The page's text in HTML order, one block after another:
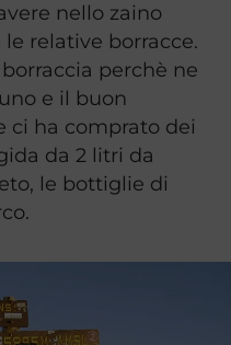
nello zaino
relative borracce.
perchè ne
e il buon
ci ha comprato dei
da 2 litri da
le bottiglie di